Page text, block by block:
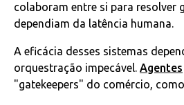
colaboram entre si para resolver
dependiam da latência humana.
A eficácia desses sistemas
orquestração impecável. Agentes
"gatekeepers" do comércio,